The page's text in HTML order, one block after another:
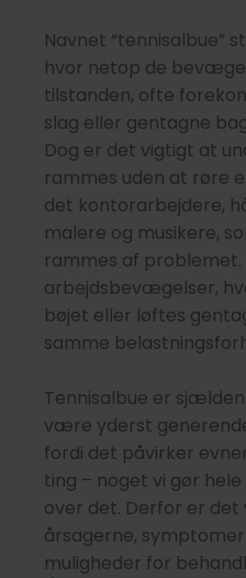
Navnet “tennisalbue”
hvor netop de
tilstanden, ofte
slag eller gentagne
Dog er det vigtigt at
rammes uden at røre
det kontorarbejdere,
malere og musikere,
rammes af problemet.
arbejdsbevægelser,
bøjet eller løftes
samme
Tennisalbue er
være yderst
fordi det påvirker
ting – noget vi gør
over det. Derfor er
årsagerne,
muligheder for